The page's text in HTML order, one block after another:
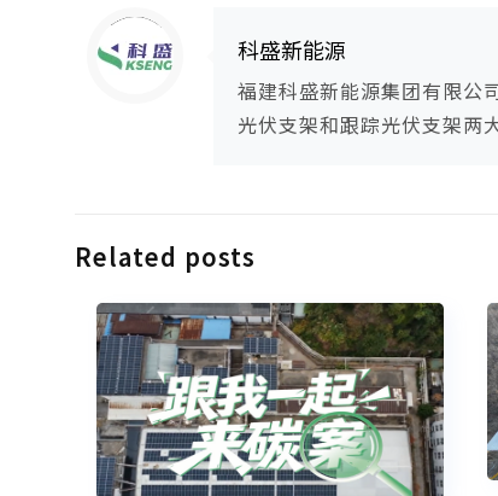
Warning
: Trying to access array offset on null in/www/wwwroot/ksengpv/wp-content/themes/guangfuzhijia/includes/content-single.php
on line
286
科盛新能源
福建科盛新能源集团有限公
光伏支架和跟踪光伏支架两
Related posts